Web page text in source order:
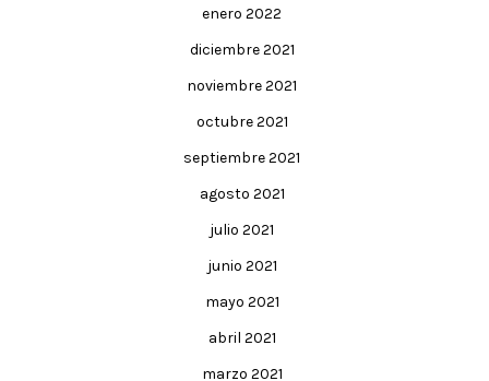
enero 2022
diciembre 2021
noviembre 2021
octubre 2021
septiembre 2021
agosto 2021
julio 2021
junio 2021
mayo 2021
abril 2021
marzo 2021